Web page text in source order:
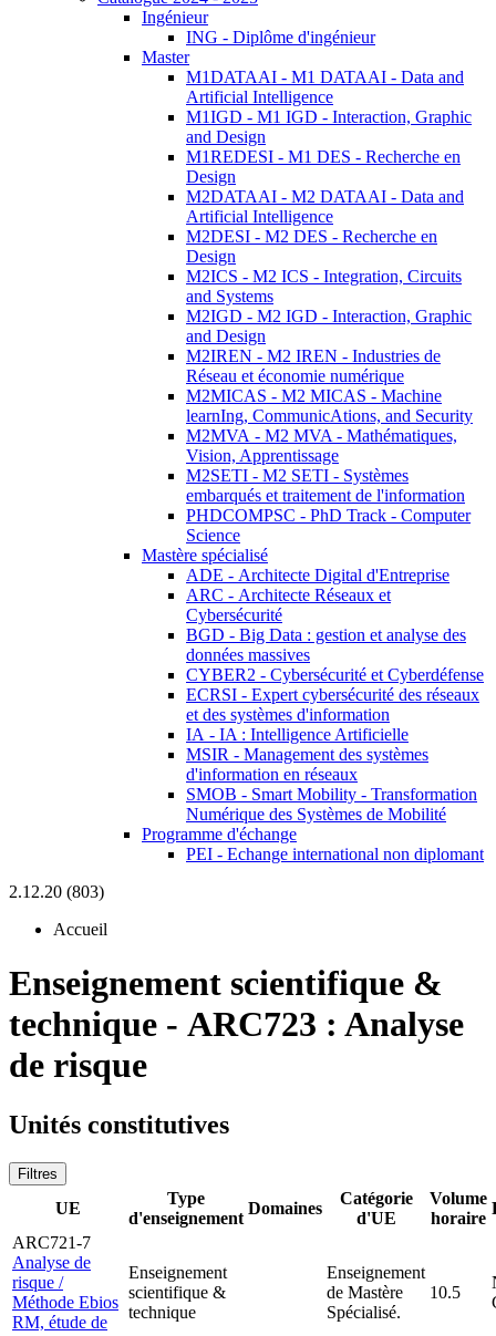
Ingénieur
ING - Diplôme d'ingénieur
Master
M1DATAAI - M1 DATAAI - Data and
Artificial Intelligence
M1IGD - M1 IGD - Interaction, Graphic
and Design
M1REDESI - M1 DES - Recherche en
Design
M2DATAAI - M2 DATAAI - Data and
Artificial Intelligence
M2DESI - M2 DES - Recherche en
Design
M2ICS - M2 ICS - Integration, Circuits
and Systems
M2IGD - M2 IGD - Interaction, Graphic
and Design
M2IREN - M2 IREN - Industries de
Réseau et économie numérique
M2MICAS - M2 MICAS - Machine
learnIng, CommunicAtions, and Security
M2MVA - M2 MVA - Mathématiques,
Vision, Apprentissage
M2SETI - M2 SETI - Systèmes
embarqués et traitement de l'information
PHDCOMPSC - PhD Track - Computer
Science
Mastère spécialisé
ADE - Architecte Digital d'Entreprise
ARC - Architecte Réseaux et
Cybersécurité
BGD - Big Data : gestion et analyse des
données massives
CYBER2 - Cybersécurité et Cyberdéfense
ECRSI - Expert cybersécurité des réseaux
et des systèmes d'information
IA - IA : Intelligence Artificielle
MSIR - Management des systèmes
d'information en réseaux
SMOB - Smart Mobility - Transformation
Numérique des Systèmes de Mobilité
Programme d'échange
PEI - Echange international non diplomant
2.12.20 (803)
Accueil
Enseignement scientifique &
technique - ARC723 : Analyse
de risque
Unités constitutives
Filtres
UE
Type
d'enseignement
Domaines
Catégorie
d'UE
Volume
horaire
ARC721-7
Analyse de
risque /
Méthode Ebios
RM, étude de
Enseignement
scientifique &
technique
Enseignement
de Mastère
Spécialisé.
10.5